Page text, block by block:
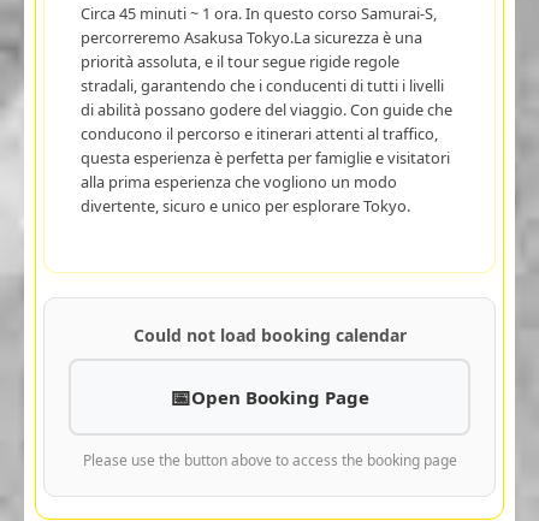
Circa 45 minuti ~ 1 ora. In questo corso Samurai-S,
percorreremo Asakusa Tokyo.La sicurezza è una
priorità assoluta, e il tour segue rigide regole
stradali, garantendo che i conducenti di tutti i livelli
di abilità possano godere del viaggio. Con guide che
conducono il percorso e itinerari attenti al traffico,
questa esperienza è perfetta per famiglie e visitatori
alla prima esperienza che vogliono un modo
divertente, sicuro e unico per esplorare Tokyo.
Could not load booking calendar
Open Booking Page
Please use the button above to access the booking page